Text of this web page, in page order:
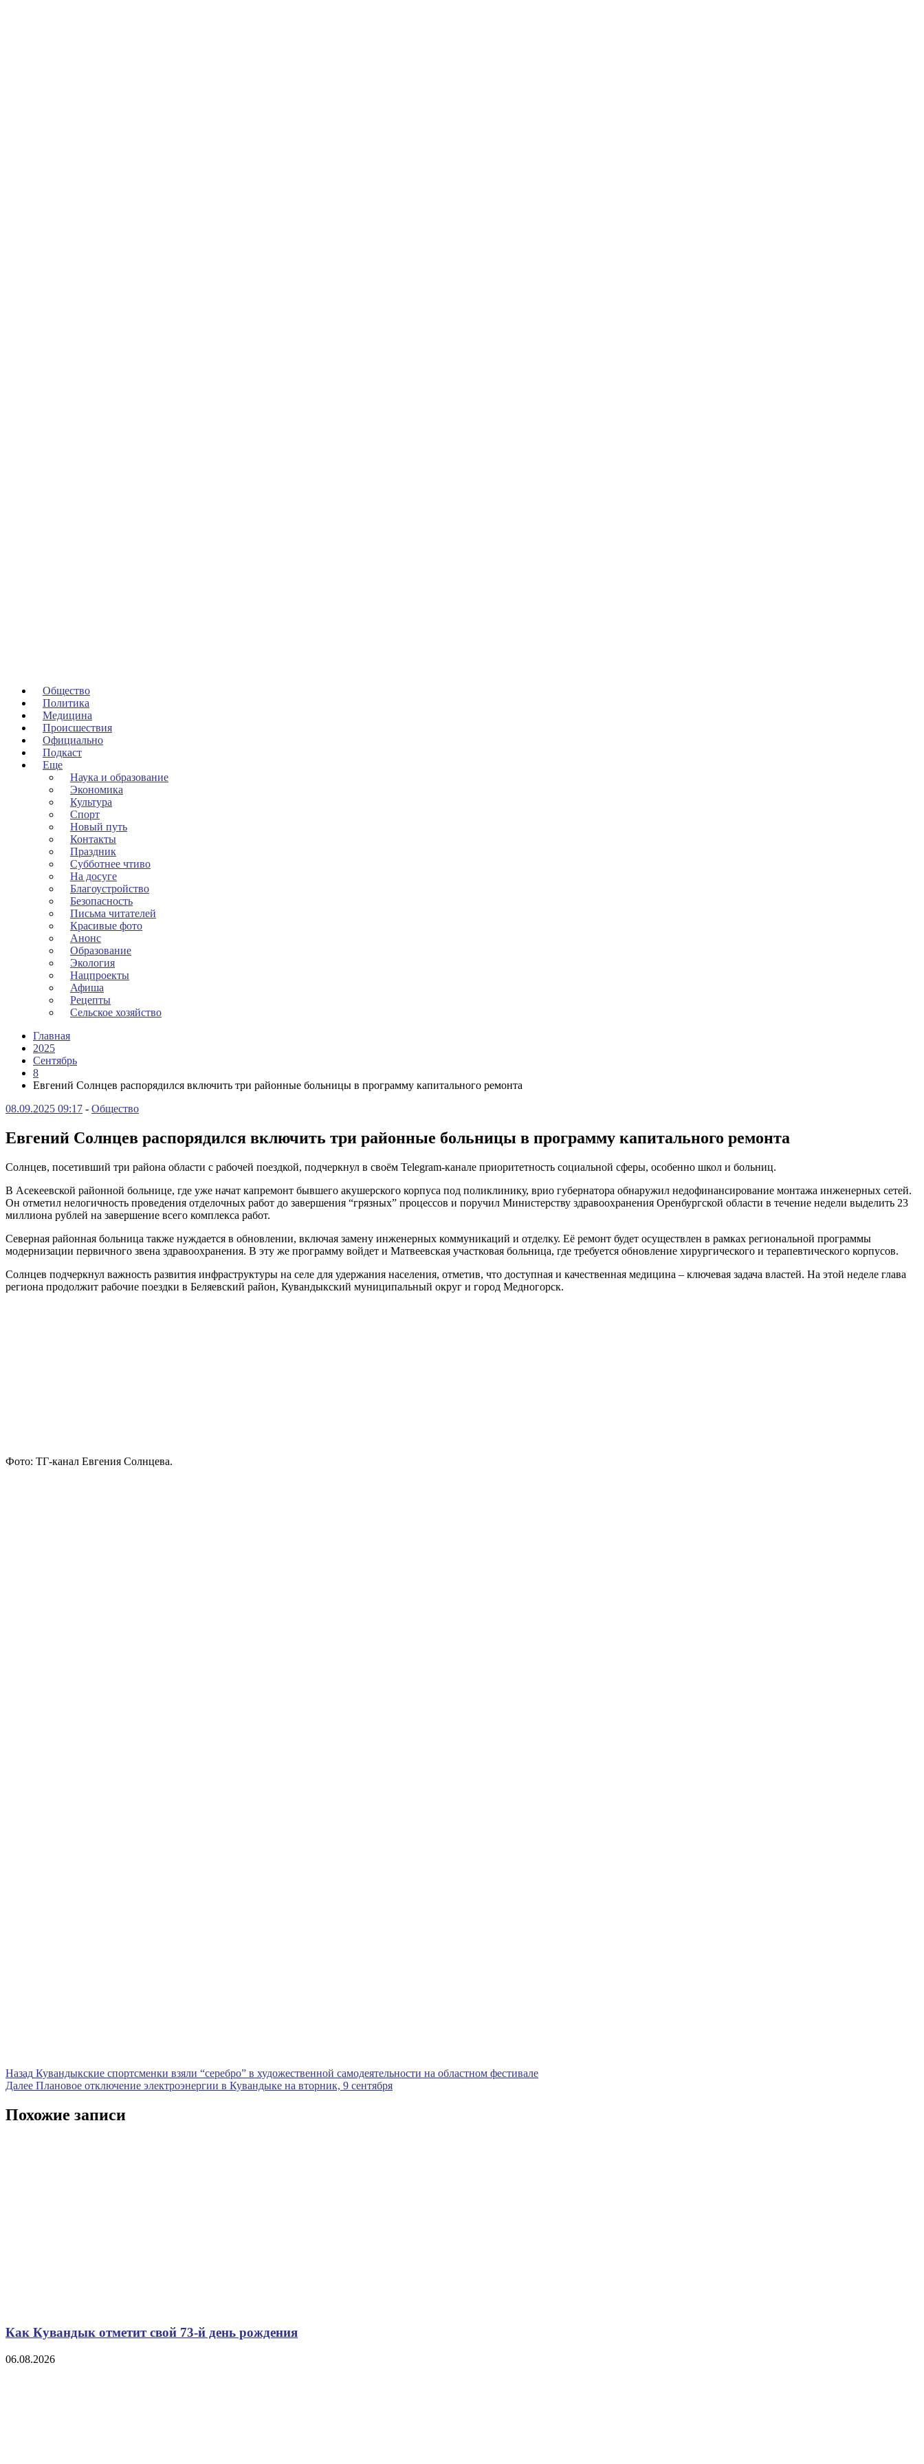
Общество
Политика
Медицина
Происшествия
Официально
Подкаст
Еще
Наука и образование
Экономика
Культура
Спорт
Новый путь
Контакты
Праздник
Субботнее чтиво
На досуге
Благоустройство
Безопасность
Письма читателей
Красивые фото
Анонс
Образование
Экология
Нацпроекты
Афиша
Рецепты
Сельское хозяйство
Главная
2025
Сентябрь
8
Евгений Солнцев распорядился включить три районные больницы в программу капитального ремонта
08.09.2025 09:17 - Общество
Евгений Солнцев распорядился включить три районные больницы в программу капитального ремонта
Солнцев, посетивший три района области с рабочей поездкой, подчеркнул в своём Telegram-канале приоритетность социальной сферы, особенно школ и больниц.
В Асекеевской районной больнице, где уже начат капремонт бывшего акушерского корпуса под поликлинику, врио губернатора обнаружил недофинансирование монтажа инженерных сетей.
Он отметил нелогичность проведения отделочных работ до завершения “грязных” процессов и поручил Министерству здравоохранения Оренбургской области в течение недели выделить 23
миллиона рублей на завершение всего комплекса работ.
Северная районная больница также нуждается в обновлении, включая замену инженерных коммуникаций и отделку. Её ремонт будет осуществлен в рамках региональной программы
модернизации первичного звена здравоохранения. В эту же программу войдет и Матвеевская участковая больница, где требуется обновление хирургического и терапевтического корпусов.
Солнцев подчеркнул важность развития инфраструктуры на селе для удержания населения, отметив, что доступная и качественная медицина – ключевая задача властей. На этой неделе глава
региона продолжит рабочие поездки в Беляевский район, Кувандыкский муниципальный округ и город Медногорск.
Фото: ТГ-канал Евгения Солнцева.
Навигация
по
записям
Назад Предыдущая
запись
Кувандыкские спортсменки взяли “серебро” в художественной самодеятельности на областном фестивале
Далее Следующая
Плановое отключение электроэнергии в Кувандыке на вторник, 9 сентября
Похожие записи
Как Кувандык отметит свой 73-й день рождения
06.08.2026